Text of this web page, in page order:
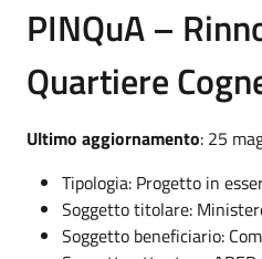
PINQuA –
Quartiere
Ultimo aggiornamento: 25
Tipologia: Progetto in
Soggetto titolare:
Soggetto beneficiario: